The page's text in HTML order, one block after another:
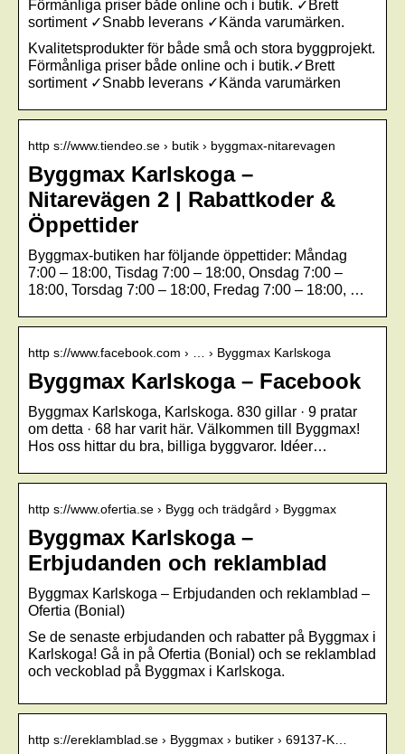
Förmånliga priser både online och i butik. ✓Brett
sortiment ✓Snabb leverans ✓Kända varumärken.
Kvalitetsprodukter för både små och stora byggprojekt.
Förmånliga priser både online och i butik.✓Brett
sortiment ✓Snabb leverans ✓Kända varumärken
http s://www.tiendeo.se › butik › byggmax-nitarevagen
Byggmax Karlskoga –
Nitarevägen 2 | Rabattkoder &
Öppettider
Byggmax-butiken har följande öppettider: Måndag
7:00 – 18:00, Tisdag 7:00 – 18:00, Onsdag 7:00 –
18:00, Torsdag 7:00 – 18:00, Fredag 7:00 – 18:00, …
http s://www.facebook.com › … › Byggmax Karlskoga
Byggmax Karlskoga – Facebook
Byggmax Karlskoga, Karlskoga. 830 gillar · 9 pratar
om detta · 68 har varit här. Välkommen till Byggmax!
Hos oss hittar du bra, billiga byggvaror. Idéer…
http s://www.ofertia.se › Bygg och trädgård › Byggmax
Byggmax Karlskoga –
Erbjudanden och reklamblad
Byggmax Karlskoga – Erbjudanden och reklamblad –
Ofertia (Bonial)
Se de senaste erbjudanden och rabatter på Byggmax i
Karlskoga! Gå in på Ofertia (Bonial) och se reklamblad
och veckoblad på Byggmax i Karlskoga.
http s://ereklamblad.se › Byggmax › butiker › 69137-K…